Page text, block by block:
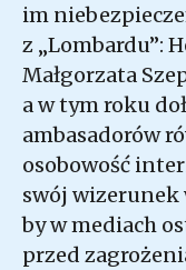
im
z „Lombardu”:
Małgorzata
a w tym roku
ambasadorów
osobowość
swój wizerunek
by w mediach
przed